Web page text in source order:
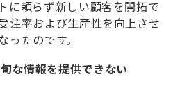
に頼らず新しい顧客を開拓で
注率および生産性を向上させ
たのです。
な情報を提供できない